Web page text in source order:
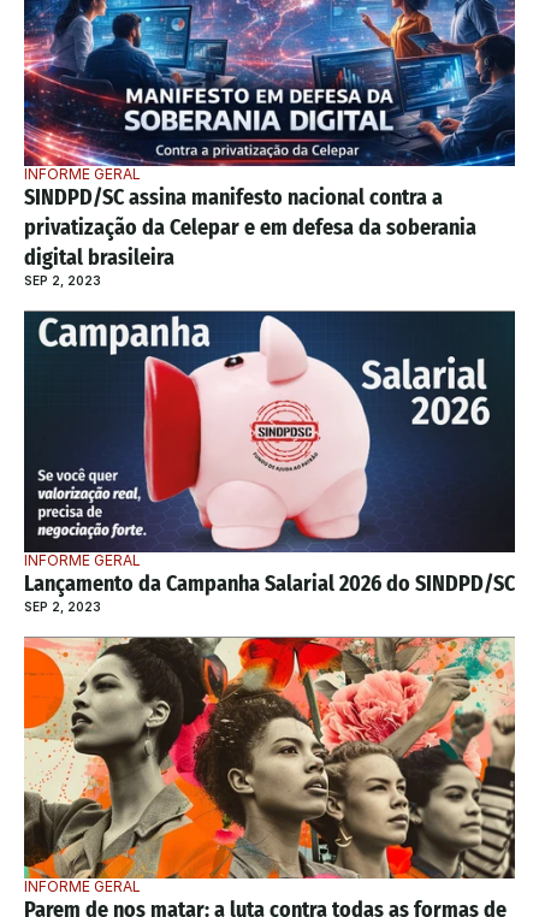
INFORME GERAL
SINDPD/SC assina manifesto nacional contra a
privatização da Celepar e em defesa da soberania
digital brasileira
SEP 2, 2023
INFORME GERAL
Lançamento da Campanha Salarial 2026 do SINDPD/SC
SEP 2, 2023
INFORME GERAL
Parem de nos matar: a luta contra todas as formas de